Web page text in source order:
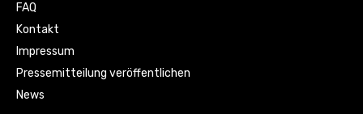
FAQ
Kontakt
Impressum
Pressemitteilung veröffentlichen
News